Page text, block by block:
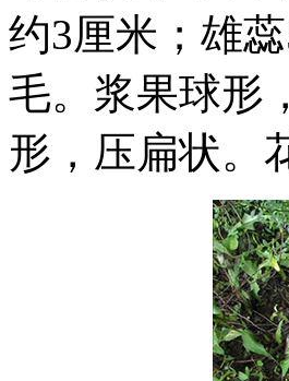
约3厘米；雄
毛。浆果球形
形，压扁状。